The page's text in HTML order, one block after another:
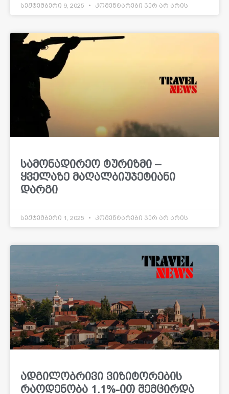
სექტემბერი 9, 2025 კომენტარები ჯერ არ არის
სამონადირეო ტურიზმი –
ყველაზე მაღალბიუჯეტიანი
დარგი
სექტემბერი 1, 2025 კომენტარები ჯერ არ არის
ადგილობრივი ვიზიტორების
რაოდენობა 1.1%-ით შემცირდა